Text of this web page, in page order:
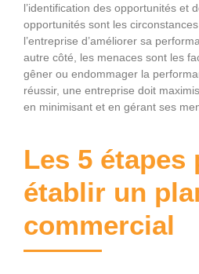
l’identification des opportunités et
opportunités sont les
l’entreprise d’améliorer sa
autre côté, les menaces sont les
gêner ou endommager la
réussir, une entreprise doit
en minimisant et en gérant ses
Les 5 étapes
établir un
commercial